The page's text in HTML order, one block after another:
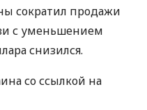
сократил продажи
с уменьшением
снизился.
со ссылкой на